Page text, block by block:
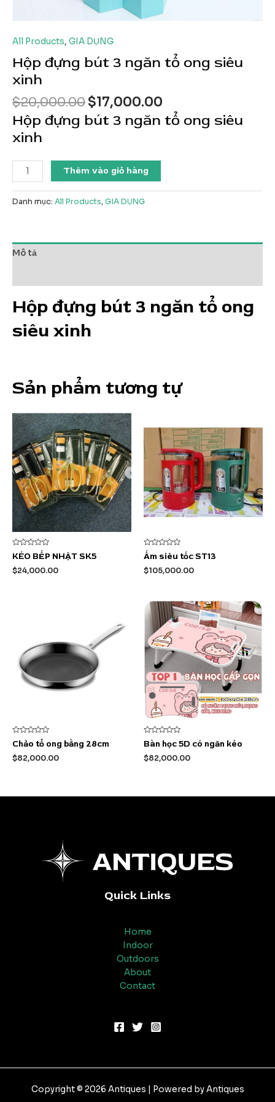
All Products, GIA DỤNG
Hộp đựng bút 3 ngăn tổ ong siêu
xinh
$20,000.00Giá
gốc
là:
$17,000.00
hiện
tại
Hộp đựng bút 3 ngăn tổ ong siêu
xinh
Hộp
đựng
bút
3
ong
số
lượng
Thêm vào giỏ hàng
Danh mục: All Products,GIA DỤNG
Mô tả
Hộp đựng bút 3 ngăn tổ ong
siêu xinh
Sản phẩm tương tự
Được
xếp
hạng
0
KÉO BẾP NHẬT SK5
$24,000.00
Được
xếp
hạng
0
Ấm siêu tốc ST13
$105,000.00
Được
xếp
hạng
0
Chảo tổ ong bằng 28cm
$82,000.00
Được
xếp
hạng
0
Bàn học 5D có ngăn kéo
$82,000.00
Quick Links
Home
Indoor
Outdoors
About
Contact
Copyright © 2026 Antiques | Powered by Antiques